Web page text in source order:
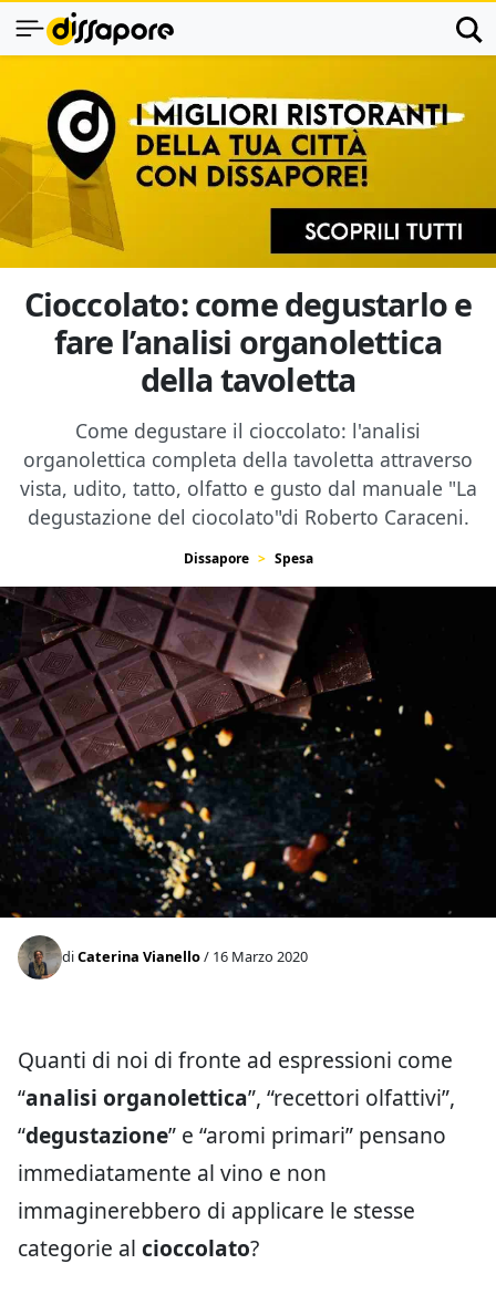
Cioccolato: come degustarlo e
fare l’analisi organolettica
della tavoletta
Come degustare il cioccolato: l'analisi
organolettica completa della tavoletta attraverso
vista, udito, tatto, olfatto e gusto dal manuale "La
degustazione del ciocolato"di Roberto Caraceni.
Dissapore Spesa
diCaterina Vianello/ 16 Marzo 2020
Quanti di noi di fronte ad espressioni come
“analisi organolettica”, “recettori olfattivi”,
“degustazione” e “aromi primari” pensano
immediatamente al vino e non
immaginerebbero di applicare le stesse
categorie al cioccolato?